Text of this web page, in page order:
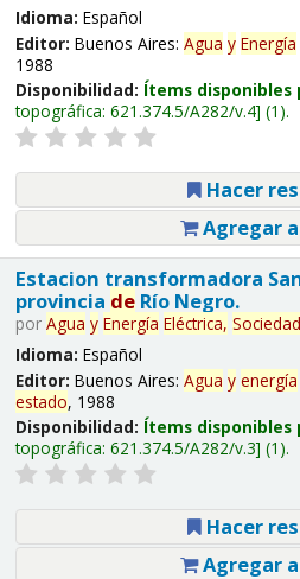
Idioma: Español
Editor: Buenos Aires: Agua y Energía
1988
Disponibilidad: Ítems disponibles
topográfica: 621.374.5/A282/v.4 (1).
Hacer
Agregar
Estacion transformadora
provincia deRío Negro.
por Agua y Energía Eléctrica, Sociedad
Idioma: Español
Editor: Buenos Aires: Agua y energía
estado, 1988
Disponibilidad: Ítems disponibles
topográfica: 621.374.5/A282/v.3 (1).
Hacer
Agregar